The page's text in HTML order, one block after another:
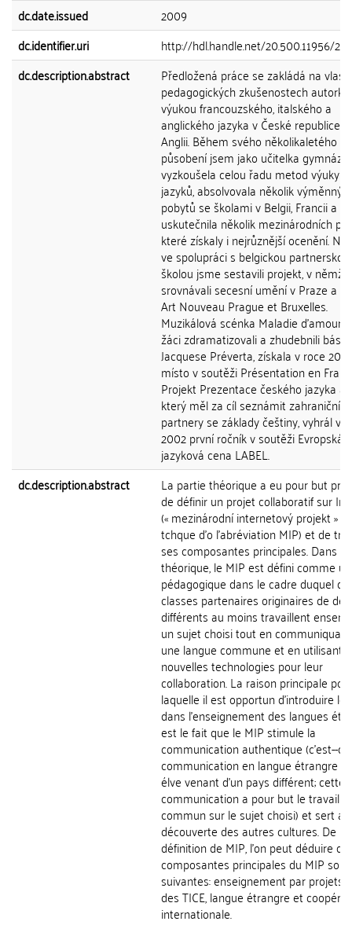
dc.date.issued
2009
dc.identifier.uri
http://hdl.handle.net/20.500.11956/
dc.description.abstract
Předložená práce se zakládá na
pedagogických zkušenostech
výukou francouzského, italského a
anglického jazyka v České republice
Anglii. Během svého několikaletého
působení jsem jako učitelka
vyzkoušela celou řadu metod výuky
jazyků, absolvovala několik
pobytů se školami v Belgii, Francii a
uskutečnila několik mezinárodních
které získaly i nejrůznější ocenění.
ve spolupráci s belgickou partnerskou
školou jsme sestavili projekt, v němž
srovnávali secesní umění v Praze a
Art Nouveau Prague et Bruxelles.
Muzikálová scénka Maladie d'amour,
žáci zdramatizovali a zhudebnili
Jacquese Préverta, získala v roce
místo v soutěži Présentation en
Projekt Prezentace českého jazyka a
který měl za cíl seznámit zahraniční
partnery se základy češtiny, vyhrál v
2002 první ročník v soutěži Evropská
jazyková cena LABEL.
dc.description.abstract
La partie théorique a eu pour but
de définir un projet collaboratif sur
(« mezinárodní internetový projekt »
tchque d'o l'abréviation MIP) et de
ses composantes principales. Dans
théorique, le MIP est défini comme
pédagogique dans le cadre duquel
classes partenaires originaires de
différents au moins travaillent
un sujet choisi tout en
une langue commune et en utilisant
nouvelles technologies pour leur
collaboration. La raison principale
laquelle il est opportun d'introduire le
dans l'enseignement des langues
est le fait que le MIP stimule la
communication authentique (c'est--
communication en langue étrangre
élve venant d'un pays différent; cette
communication a pour but le travail
commun sur le sujet choisi) et sert
découverte des autres cultures. De la
définition de MIP, l'on peut déduire
composantes principales du MIP
suivantes: enseignement par projets,
des TICE, langue étrangre et
internationale.